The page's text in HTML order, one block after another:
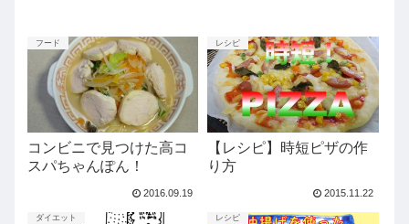
フード
コンビニで見つけた高コ
スパちゃんぽん！
2016.09.19
レシピ
【レシピ】時短ピザの作
り方
2015.11.22
ダイエット レシピ